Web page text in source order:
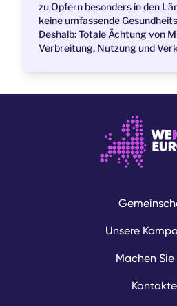
zu Opfern besonders in den
keine umfassende
Deshalb: Totale Ächtung von
Verbreitung, Nutzung und
Unsere
Machen
Kontakte